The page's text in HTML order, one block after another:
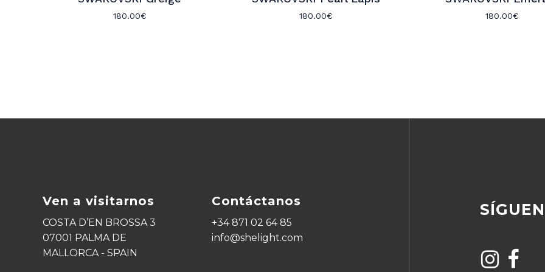
180.00€ 180.00€ 180.00€
Ven a visitarnos
COSTA D’EN BROSSA 3
07001 PALMA DE
MALLORCA - SPAIN
Contáctanos
+34 871 02 64 85
info@shelight.com